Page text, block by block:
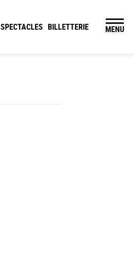
SPECTACLES BILLETTERIE MENU